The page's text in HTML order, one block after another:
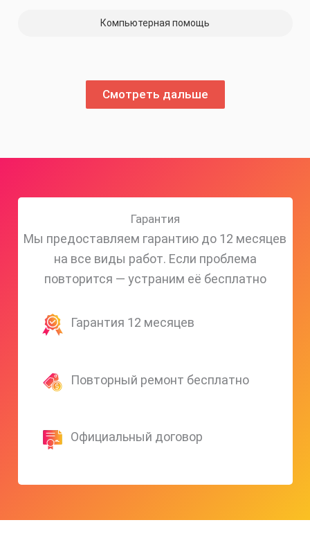
Компьютерная помощь
Смотреть дальше
Гарантия
Мы предоставляем гарантию до 12 месяцев
на все виды работ. Если проблема
повторится — устраним её бесплатно
Гарантия 12 месяцев
Повторный ремонт бесплатно
Официальный договор